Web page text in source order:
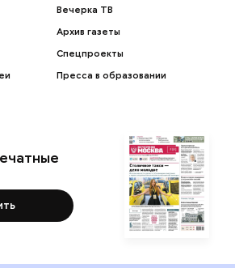
Вечерка ТВ
Архив газеты
Спецпроекты
Пресса в образовании